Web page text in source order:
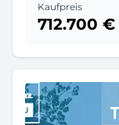
Kaufpreis
712.700 €